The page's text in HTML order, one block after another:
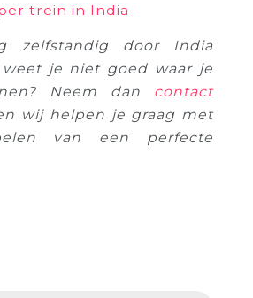
trein in India
zelfstandig door India
weet je niet goed waar je
Neem dan contact
wij helpen je graag met
van een perfecte